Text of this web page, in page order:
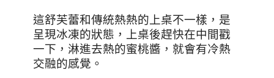
這舒芙蕾和傳統熱熱的上桌不一樣，是
呈現冰凍的狀態，上桌後趕快在中間戳
一下，淋進去熱的蜜桃醬，就會有冷熱
交融的感覺。